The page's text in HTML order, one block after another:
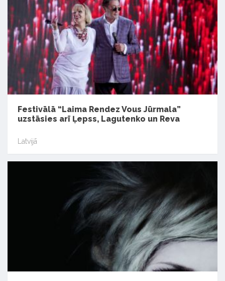
Festivālā “Laima Rendez Vous Jūrmala”
uzstāsies arī Ļepss, Lagutenko un Reva
Latvijā